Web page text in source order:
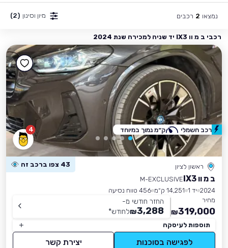
נמצאו 2 רכבים מיון וסינון (2)
רכבי ב מ וו IX3 יד שניה למכירה שנת 2024
4
ראשון לציון 43 צפו ברכב זה
ב מ וו IX3
M-EXCLUSIVE
2024 יד 1 14,251 ק״מ
456 טווח נסיעה
מחיר
319,000
₪
החזר חודשי מ-
3,288
₪לחודש*
תוספות לעיסקה
לפגישה בסוכנות יצירת קשר
רכב חשמלי ק״מ נמוך במיוחד